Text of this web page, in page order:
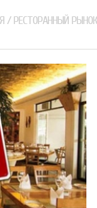
/ РЕСТОРАННЫЙ РЫНОК